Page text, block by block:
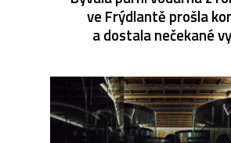
ve Frýdlantě prošla
a dostala nečekané